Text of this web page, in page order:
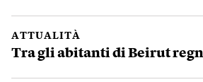
ATTUALITÀ
Tra gli abitanti di Beirut